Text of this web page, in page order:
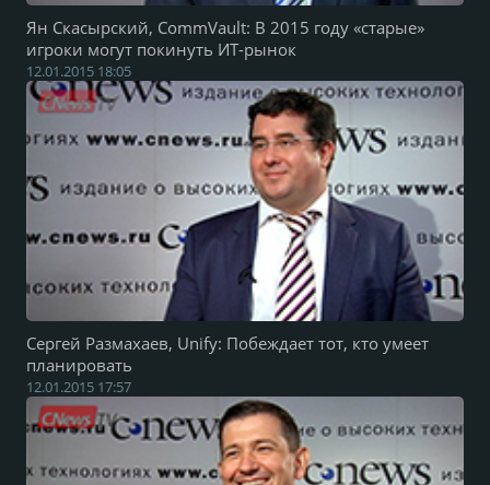
Ян Скасырский, CommVault: В 2015 году «старые»
игроки могут покинуть ИТ-рынок
12.01.2015 18:05
Сергей Размахаев, Unify: Побеждает тот, кто умеет
планировать
12.01.2015 17:57